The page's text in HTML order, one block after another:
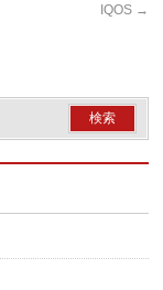
IQOS →